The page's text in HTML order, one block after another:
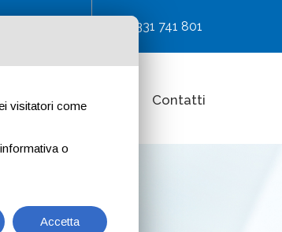
0331 741 801
Trasparenza Contatti
visitatori come
o
Accetta